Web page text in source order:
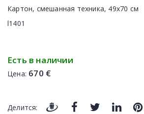
Картон, смешанная техника, 49х70 см
l1401
Есть в наличии
Цена: 670 €
Делится: